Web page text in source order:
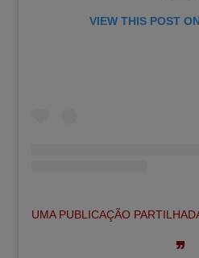
VIEW THIS POST
UMA PUBLICAÇÃO